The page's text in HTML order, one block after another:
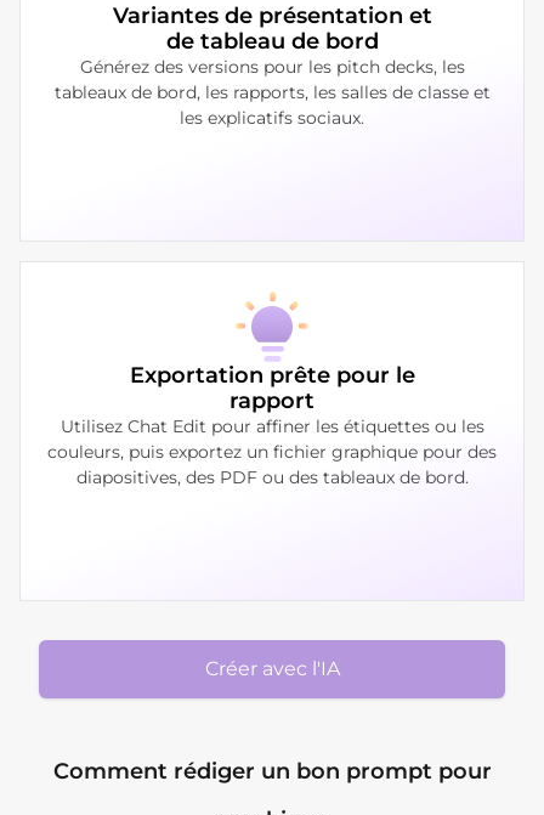
Variantes de présentation et
de tableau de bord
Générez des versions pour les pitch decks, les
tableaux de bord, les rapports, les salles de classe et
les explicatifs sociaux.
Exportation prête pour le
rapport
Utilisez Chat Edit pour affiner les étiquettes ou les
couleurs, puis exportez un fichier graphique pour des
diapositives, des PDF ou des tableaux de bord.
Créer avec l'IA
Comment rédiger un bon prompt pour